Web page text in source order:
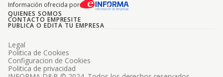
Información ofrecida por
QUIENES SOMOS
CONTACTO EMPRESITE
PUBLICA O EDITA TU EMPRESA
Legal
Politica de Cookies
Configuracion de Cookies
Politica de privacidad